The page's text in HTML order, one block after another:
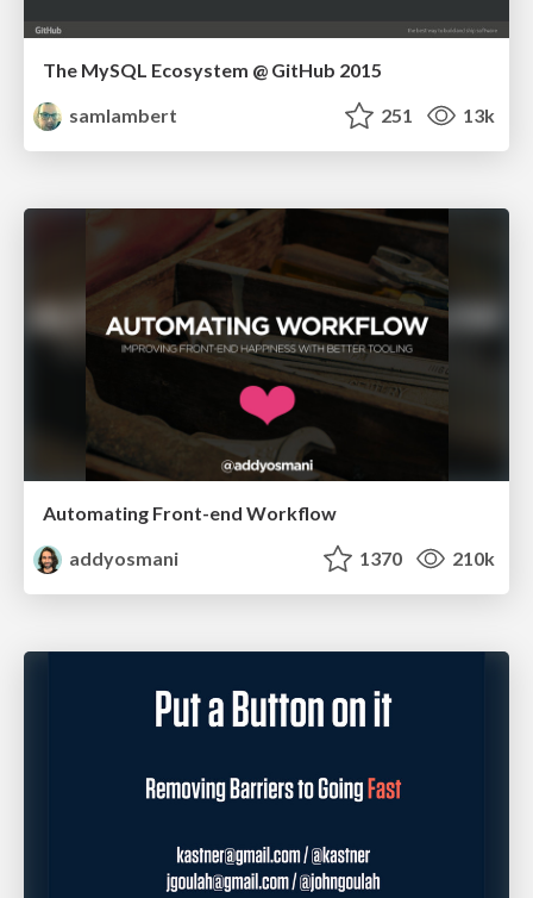
The MySQL Ecosystem @ GitHub 2015
samlambert
251 13k
Automating Front-end Workflow
addyosmani
1370 210k